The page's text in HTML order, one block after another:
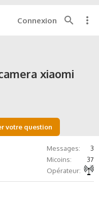
Connexion
xiaomi
votre question
Messages
3
Micoins
37
Opérateur